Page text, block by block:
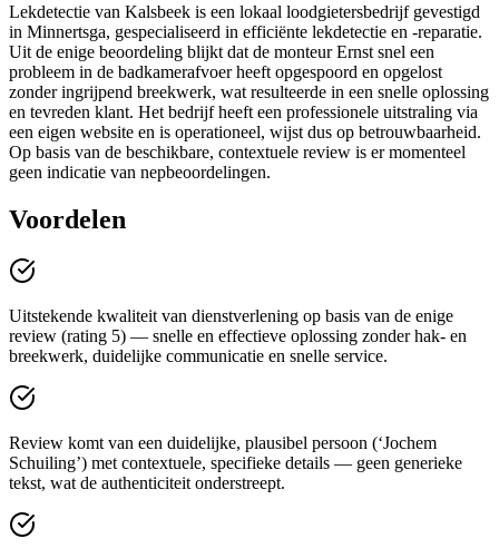
Lekdetectie van Kalsbeek is een lokaal loodgietersbedrijf gevestigd
in Minnertsga, gespecialiseerd in efficiënte lekdetectie en -reparatie.
Uit de enige beoordeling blijkt dat de monteur Ernst snel een
probleem in de badkamerafvoer heeft opgespoord en opgelost
zonder ingrijpend breekwerk, wat resulteerde in een snelle oplossing
en tevreden klant. Het bedrijf heeft een professionele uitstraling via
een eigen website en is operationeel, wijst dus op betrouwbaarheid.
Op basis van de beschikbare, contextuele review is er momenteel
geen indicatie van nepbeoordelingen.
Voordelen
Uitstekende kwaliteit van dienstverlening op basis van de enige
review (rating 5) — snelle en effectieve oplossing zonder hak- en
breekwerk, duidelijke communicatie en snelle service.
Review komt van een duidelijke, plausibel persoon (‘Jochem
Schuiling’) met contextuele, specifieke details — geen generieke
tekst, wat de authenticiteit onderstreept.